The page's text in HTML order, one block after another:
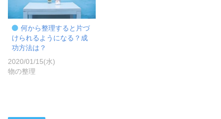
何から整理すると片づ
けられるようになる？成
功方法は？
2020/01/15(水)
物の整理